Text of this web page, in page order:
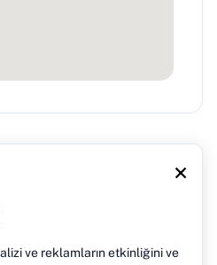
×
ve reklamların etkinliğini ve
Gizlilik Politikası